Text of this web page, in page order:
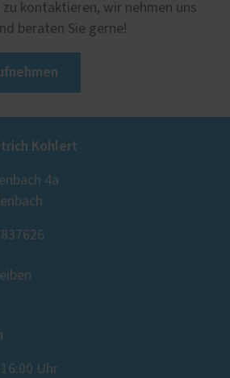
kontaktieren, wir nehmen uns
beraten Sie gerne!
Kohlert
4a
Uhr